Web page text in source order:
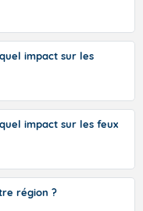
régions montagneuses
impact sur les
impact sur les feux
région ?